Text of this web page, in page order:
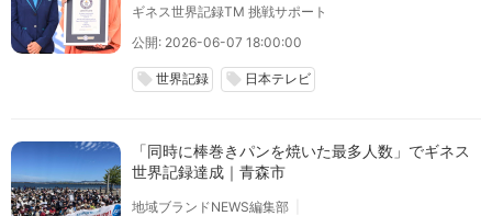
ギネス世界記録TM 挑戦サポート
公開: 2026-06-07 18:00:00
local_offer 世界記録 local_offer 日本テレビ
「同時に棒巻きパンを焼いた最多人数」でギネス
世界記録達成｜青森市
地域ブランドNEWS編集部